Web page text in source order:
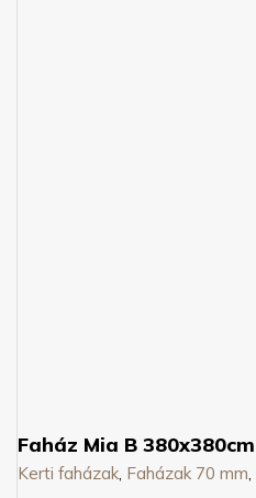
Faház Mia B 380x380cm
Kerti faházak, Faházak 70 mm,